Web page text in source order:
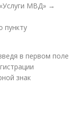
МВД» →
пункту
в первом поле
знак